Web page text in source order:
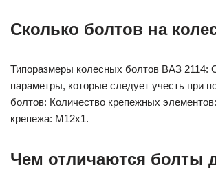
Сколько болтов на
Типоразмеры колесных болтов ВАЗ 2114:
параметры, которые следует учесть при
болтов: Количество крепежных
крепежа: M12x1.
Чем отличаются болты